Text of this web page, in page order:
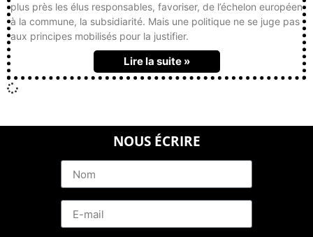
plus près les élus responsables, favoriser, de l’échelon européen
à la commune, la subsidiarité. Mais une politique ne se juge pas
aux principes mobilisés pour la justifier.
Lire la suite »
NOUS ÉCRIRE